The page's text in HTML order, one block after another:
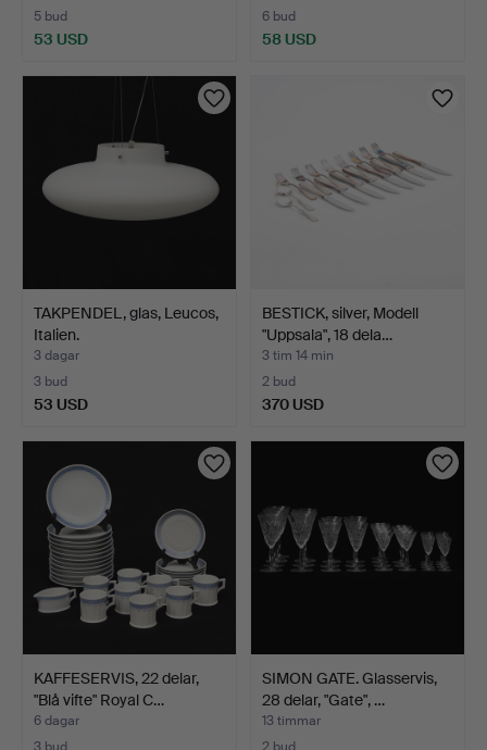
5 bud
53 USD
6 bud
58 USD
TAKPENDEL, glas, Leucos,
Italien.
3 dagar
3 bud
53 USD
BESTICK, silver, Modell
"Uppsala", 18 dela…
3 tim 14 min
2 bud
370 USD
KAFFESERVIS, 22 delar,
"Blå vifte" Royal C…
6 dagar
3 bud
SIMON GATE. Glasservis,
28 delar, "Gate", …
13 timmar
2 bud